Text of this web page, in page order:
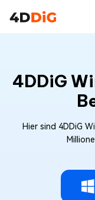
4DDiG
Hier sind 4DDiG